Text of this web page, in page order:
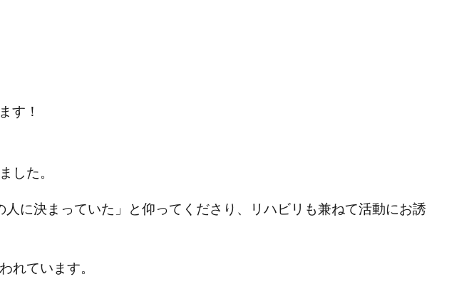
す！
た。
に決まっていた」と仰ってくださり、リハビリも兼ねて活動にお誘
ています。